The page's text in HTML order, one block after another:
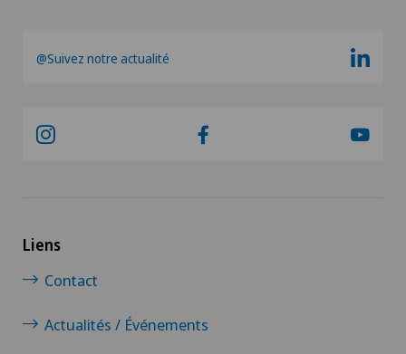
@Suivez notre actualité
Liens
Contact
Actualités / Événements